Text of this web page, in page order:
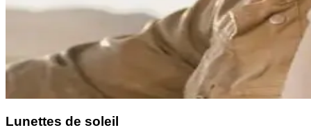
Lunettes de soleil